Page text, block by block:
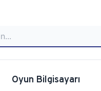
Oyun Bilgisayarı